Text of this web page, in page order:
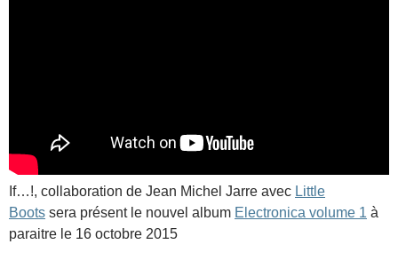
If…!, collaboration de Jean Michel Jarre avec Little
Boots sera présent le nouvel album Electronica volume 1 à
paraitre le 16 octobre 2015